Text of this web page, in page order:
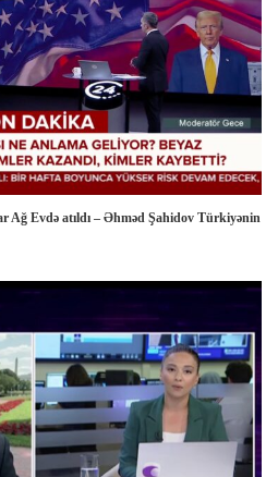
Ağ Evdə atıldı – Əhməd Şahidov Türkiyənin